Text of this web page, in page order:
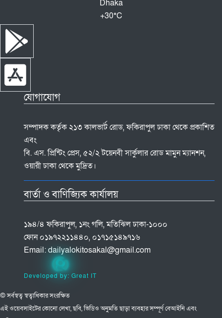
Dhaka
+30°C
যোগাযোগ
সম্পাদক কর্তৃক ২১৩ কালভার্ট রোড, ফকিরাপুল ঢাকা থেকে প্রকাশিত
এবং
বি. এস. প্রিন্টিং প্রেস, ৫২/২ টয়েনবী সার্কুলার রোড মামুন ম্যানশন,
ওয়ারী ঢাকা থেকে মুদ্রিত।
বার্তা ও বাণিজ্যিক কার্যালয়
১৯৪/৪ ফকিরাপুল, ১নং গলি, মতিঝিল ঢাকা-১০০০
ফোন ০১৯৭২২১১৪৪০, ০১৭১৫১৪৯৭১৬
Email:dailyalokitosakal@gmail.com
Developed by: Great IT
© সর্বস্বত্ব স্বত্বাধিকার সংরক্ষিত
এই ওয়েবসাইটের কোনো লেখা, ছবি, ভিডিও অনুমতি ছাড়া ব্যবহার সম্পূর্ণ বেআইনি এবং